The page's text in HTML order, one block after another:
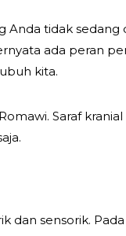
tidak sedang
ada peran
kita.
Saraf
sensorik.